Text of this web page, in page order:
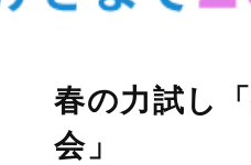
春の力試し
会」